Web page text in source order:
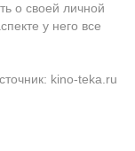
о своей личной
у него все
kino-teka.ru